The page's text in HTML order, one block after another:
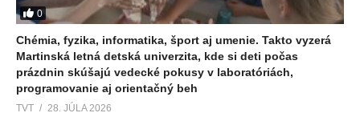
0
Chémia, fyzika, informatika, šport aj umenie. Takto vyzerá
Martinská letná detská univerzita, kde si deti počas
prázdnin skúšajú vedecké pokusy v laboratóriách,
programovanie aj orientačný beh
TVT 28. JÚLA 2026